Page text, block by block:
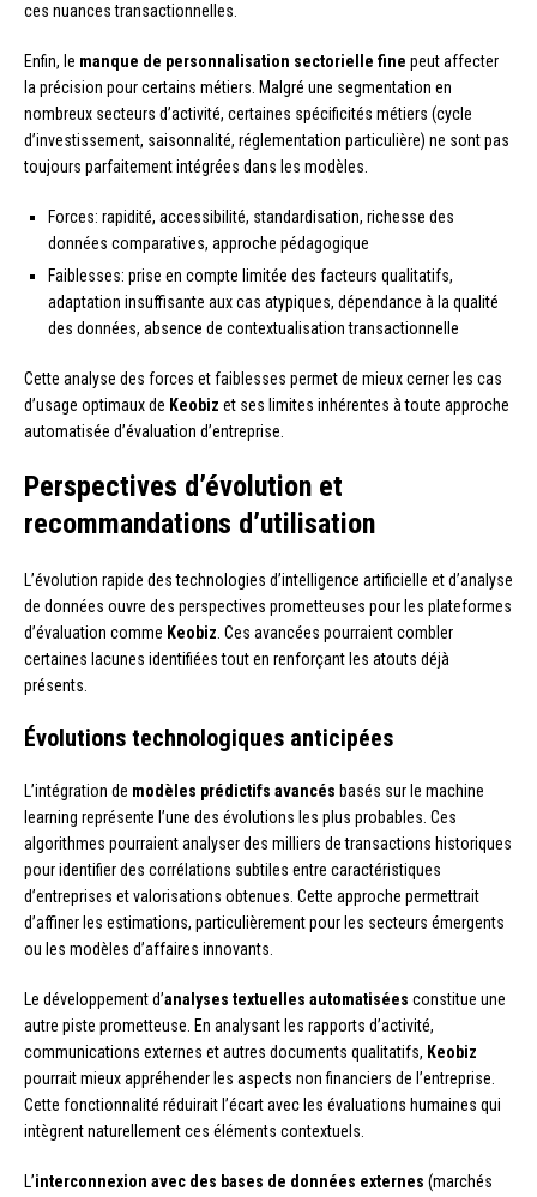
ces nuances transactionnelles.
Enfin, le manque de personnalisation sectorielle fine peut affecter
la précision pour certains métiers. Malgré une segmentation en
nombreux secteurs d’activité, certaines spécificités métiers (cycle
d’investissement, saisonnalité, réglementation particulière) ne sont pas
toujours parfaitement intégrées dans les modèles.
Forces: rapidité, accessibilité, standardisation, richesse des
données comparatives, approche pédagogique
Faiblesses: prise en compte limitée des facteurs qualitatifs,
adaptation insuffisante aux cas atypiques, dépendance à la qualité
des données, absence de contextualisation transactionnelle
Cette analyse des forces et faiblesses permet de mieux cerner les cas
d’usage optimaux de Keobiz et ses limites inhérentes à toute approche
automatisée d’évaluation d’entreprise.
Perspectives d’évolution et
recommandations d’utilisation
L’évolution rapide des technologies d’intelligence artificielle et d’analyse
de données ouvre des perspectives prometteuses pour les plateformes
d’évaluation comme Keobiz . Ces avancées pourraient combler
certaines lacunes identifiées tout en renforçant les atouts déjà
présents.
Évolutions technologiques anticipées
L’intégration de modèles prédictifs avancés basés sur le machine
learning représente l’une des évolutions les plus probables. Ces
algorithmes pourraient analyser des milliers de transactions historiques
pour identifier des corrélations subtiles entre caractéristiques
d’entreprises et valorisations obtenues. Cette approche permettrait
d’affiner les estimations, particulièrement pour les secteurs émergents
ou les modèles d’affaires innovants.
Le développement d’analyses textuelles automatisées constitue une
autre piste prometteuse. En analysant les rapports d’activité,
communications externes et autres documents qualitatifs, Keobiz
pourrait mieux appréhender les aspects non financiers de l’entreprise.
Cette fonctionnalité réduirait l’écart avec les évaluations humaines qui
intègrent naturellement ces éléments contextuels.
L’interconnexion avec des bases de données externes (marchés